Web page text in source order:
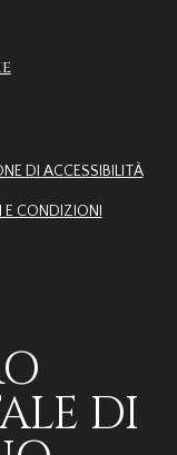
DI ACCESSIBILITÀ
E CONDIZIONI
DI